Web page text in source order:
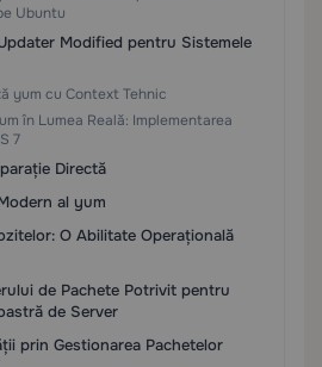
Ubuntu
Modified pentru Sistemele
yum cu Context Tehnic
în Lumea Reală: Implementarea
7
Directă
al yum
O Abilitate Operațională
de Pachete Potrivit pentru
de Server
prin Gestionarea Pachetelor